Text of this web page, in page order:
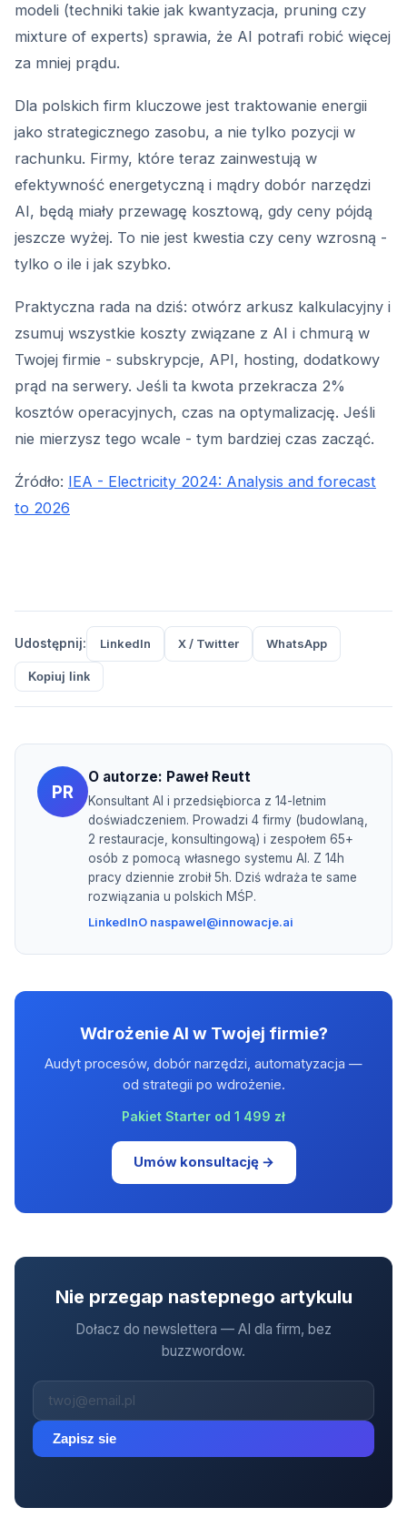
modeli (techniki takie jak kwantyzacja, pruning czy
mixture of experts) sprawia, że AI potrafi robić więcej
za mniej prądu.
Dla polskich firm kluczowe jest traktowanie energii
jako strategicznego zasobu, a nie tylko pozycji w
rachunku. Firmy, które teraz zainwestują w
efektywność energetyczną i mądry dobór narzędzi
AI, będą miały przewagę kosztową, gdy ceny pójdą
jeszcze wyżej. To nie jest kwestia czy ceny wzrosną -
tylko o ile i jak szybko.
Praktyczna rada na dziś: otwórz arkusz kalkulacyjny i
zsumuj wszystkie koszty związane z AI i chmurą w
Twojej firmie - subskrypcje, API, hosting, dodatkowy
prąd na serwery. Jeśli ta kwota przekracza 2%
kosztów operacyjnych, czas na optymalizację. Jeśli
nie mierzysz tego wcale - tym bardziej czas zacząć.
Źródło: IEA - Electricity 2024: Analysis and forecast
to 2026
Udostępnij: LinkedIn X / Twitter WhatsApp
Kopiuj link
PR
O autorze: Paweł Reutt
Konsultant AI i przedsiębiorca z 14-letnim
doświadczeniem. Prowadzi 4 firmy (budowlaną,
2 restauracje, konsultingową) i zespołem 65+
osób z pomocą własnego systemu AI. Z 14h
pracy dziennie zrobił 5h. Dziś wdraża te same
rozwiązania u polskich MŚP.
LinkedInO naspawel@innowacje.ai
Wdrożenie AI w Twojej firmie?
Audyt procesów, dobór narzędzi, automatyzacja —
od strategii po wdrożenie.
Pakiet Starter od 1 499 zł
Umów konsultację →
Nie przegap nastepnego artykulu
Dołacz do newslettera — AI dla firm, bez
buzzwordow.
Zapisz sie